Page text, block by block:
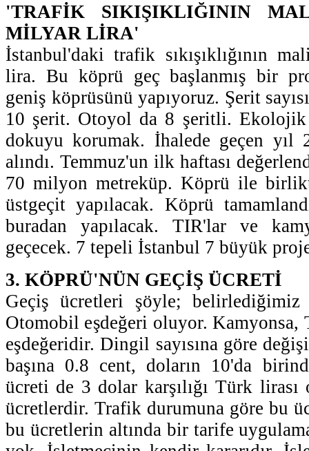
'TRAFİK SIKIŞIKLIĞININ
MİLYAR LİRA'
İstanbul'daki trafik sıkışıklığının
lira. Bu köprü geç başlanmış bir
geniş köprüsünü yapıyoruz. Şerit
10 şerit. Otoyol da 8 şeritli. Ekolojik
dokuyu korumak. İhalede geçen yıl
alındı. Temmuz'un ilk haftası
70 milyon metreküp. Köprü ile
üstgeçit yapılacak. Köprü
buradan yapılacak. TIR'lar ve
geçecek. 7 tepeli İstanbul 7 büyük
3. KÖPRÜ'NÜN GEÇİŞ ÜCRETİ
Geçiş ücretleri şöyle;
Otomobil eşdeğeri oluyor. Kamyonsa,
eşdeğeridir. Dingil sayısına göre
başına 0.8 cent, doların 10'da
ücreti de 3 dolar karşılığı Türk
ücretlerdir. Trafik durumuna göre bu
bu ücretlerin altında bir tarife